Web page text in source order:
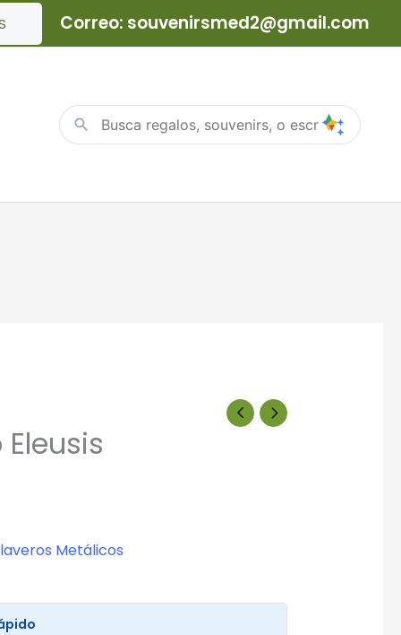
Correo: souvenirsmed2@gmail.com
Metálicos